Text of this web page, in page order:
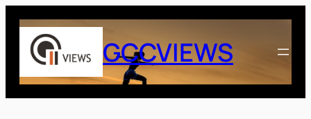
Saltar
contenido
GCCVIEWS